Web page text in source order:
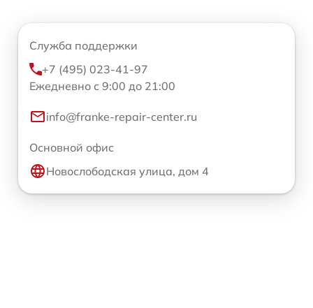
Служба поддержки
+7 (495) 023-41-97
Ежедневно с 9:00 до 21:00
info@franke-repair-center.ru
Основной офис
Новослободская улица, дом 4